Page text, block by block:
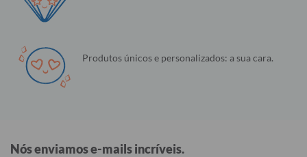
Produtos únicos e personalizados: a sua cara.
Nós enviamos e-mails incríveis.